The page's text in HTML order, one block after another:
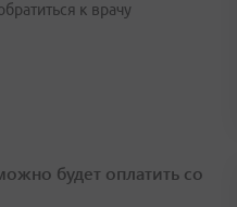
к врачу
будет оплатить со